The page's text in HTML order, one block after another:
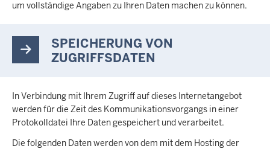
um vollständige Angaben zu Ihren Daten machen zu können.
SPEICHERUNG VON
ZUGRIFFSDATEN
In Verbindung mit Ihrem Zugriff auf dieses Internetangebot
werden für die Zeit des Kommunikationsvorgangs in einer
Protokolldatei Ihre Daten gespeichert und verarbeitet.
Die folgenden Daten werden von dem mit dem Hosting der